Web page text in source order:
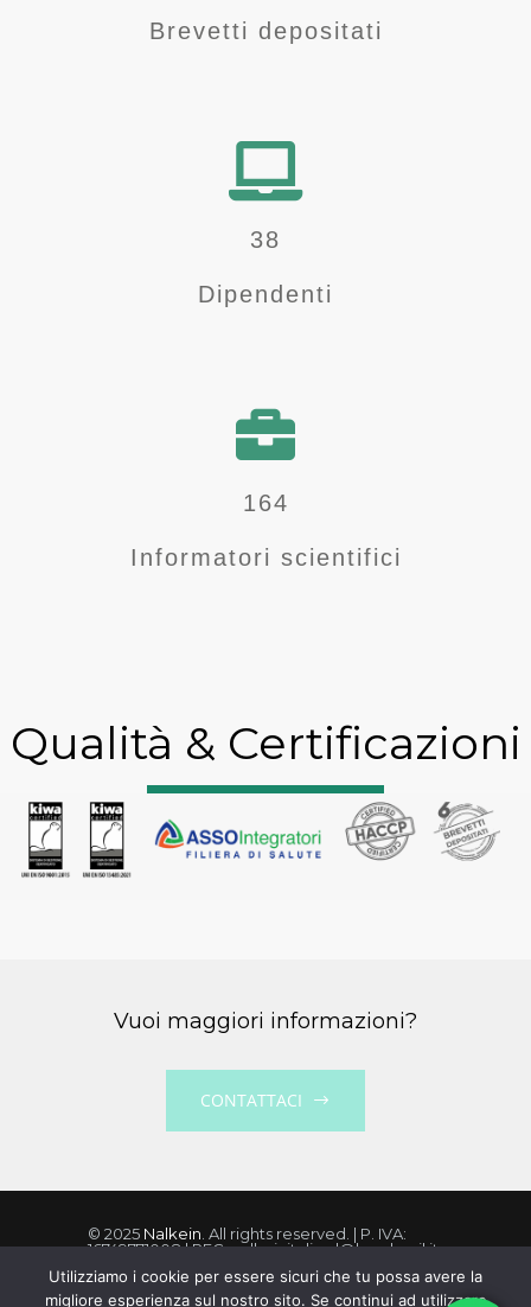
Brevetti depositati
45
Dipendenti
195
Informatori scientifici
Qualità & Certificazioni
Vuoi maggiori informazioni?
CONTATTACI
© 2025 Nalkein . All rights reserved. | P. IVA:
16749771008 | PEC: nalkeinitaliasrl@legalmail.it
Utilizziamo i cookie per essere sicuri che tu possa avere la
migliore esperienza sul nostro sito. Se continui ad utilizzare